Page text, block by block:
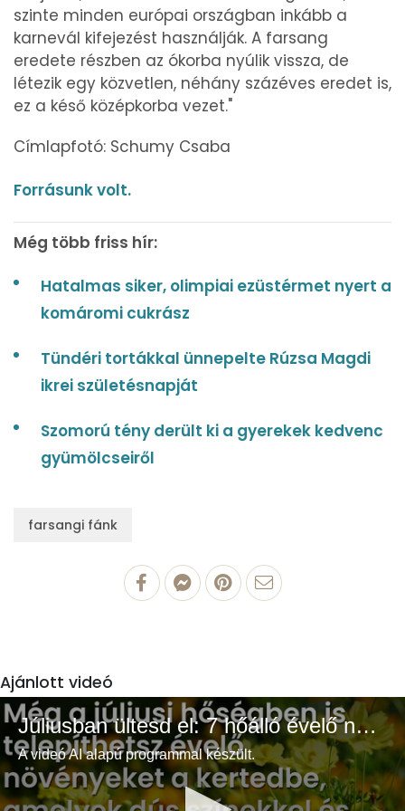
szinte minden európai országban inkább a
karnevál kifejezést használják. A farsang
eredete részben az ókorba nyúlik vissza, de
létezik egy közvetlen, néhány százéves eredet is,
ez a késő középkorba vezet."
Címlapfotó: Schumy Csaba
Forrásunk volt.
Még több friss hír:
Hatalmas siker, olimpiai ezüstérmet nyert a
komáromi cukrász
Tündéri tortákkal ünnepelte Rúzsa Magdi
ikrei születésnapját
Szomorú tény derült ki a gyerekek kedvenc
gyümölcseiről
farsangi fánk
Ajánlott videó
Júliusban ültesd el: 7 hőálló évelő növény a színes és buja kertért
A videó AI alapú programmal készült.